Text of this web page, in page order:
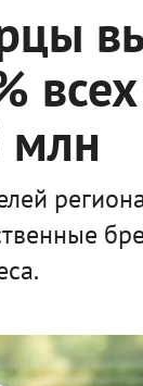
всех
млн